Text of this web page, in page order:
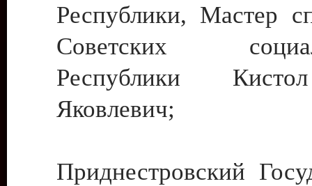
Республики, Мастер
Советских
Республики
Яковлевич;
Приднестровский